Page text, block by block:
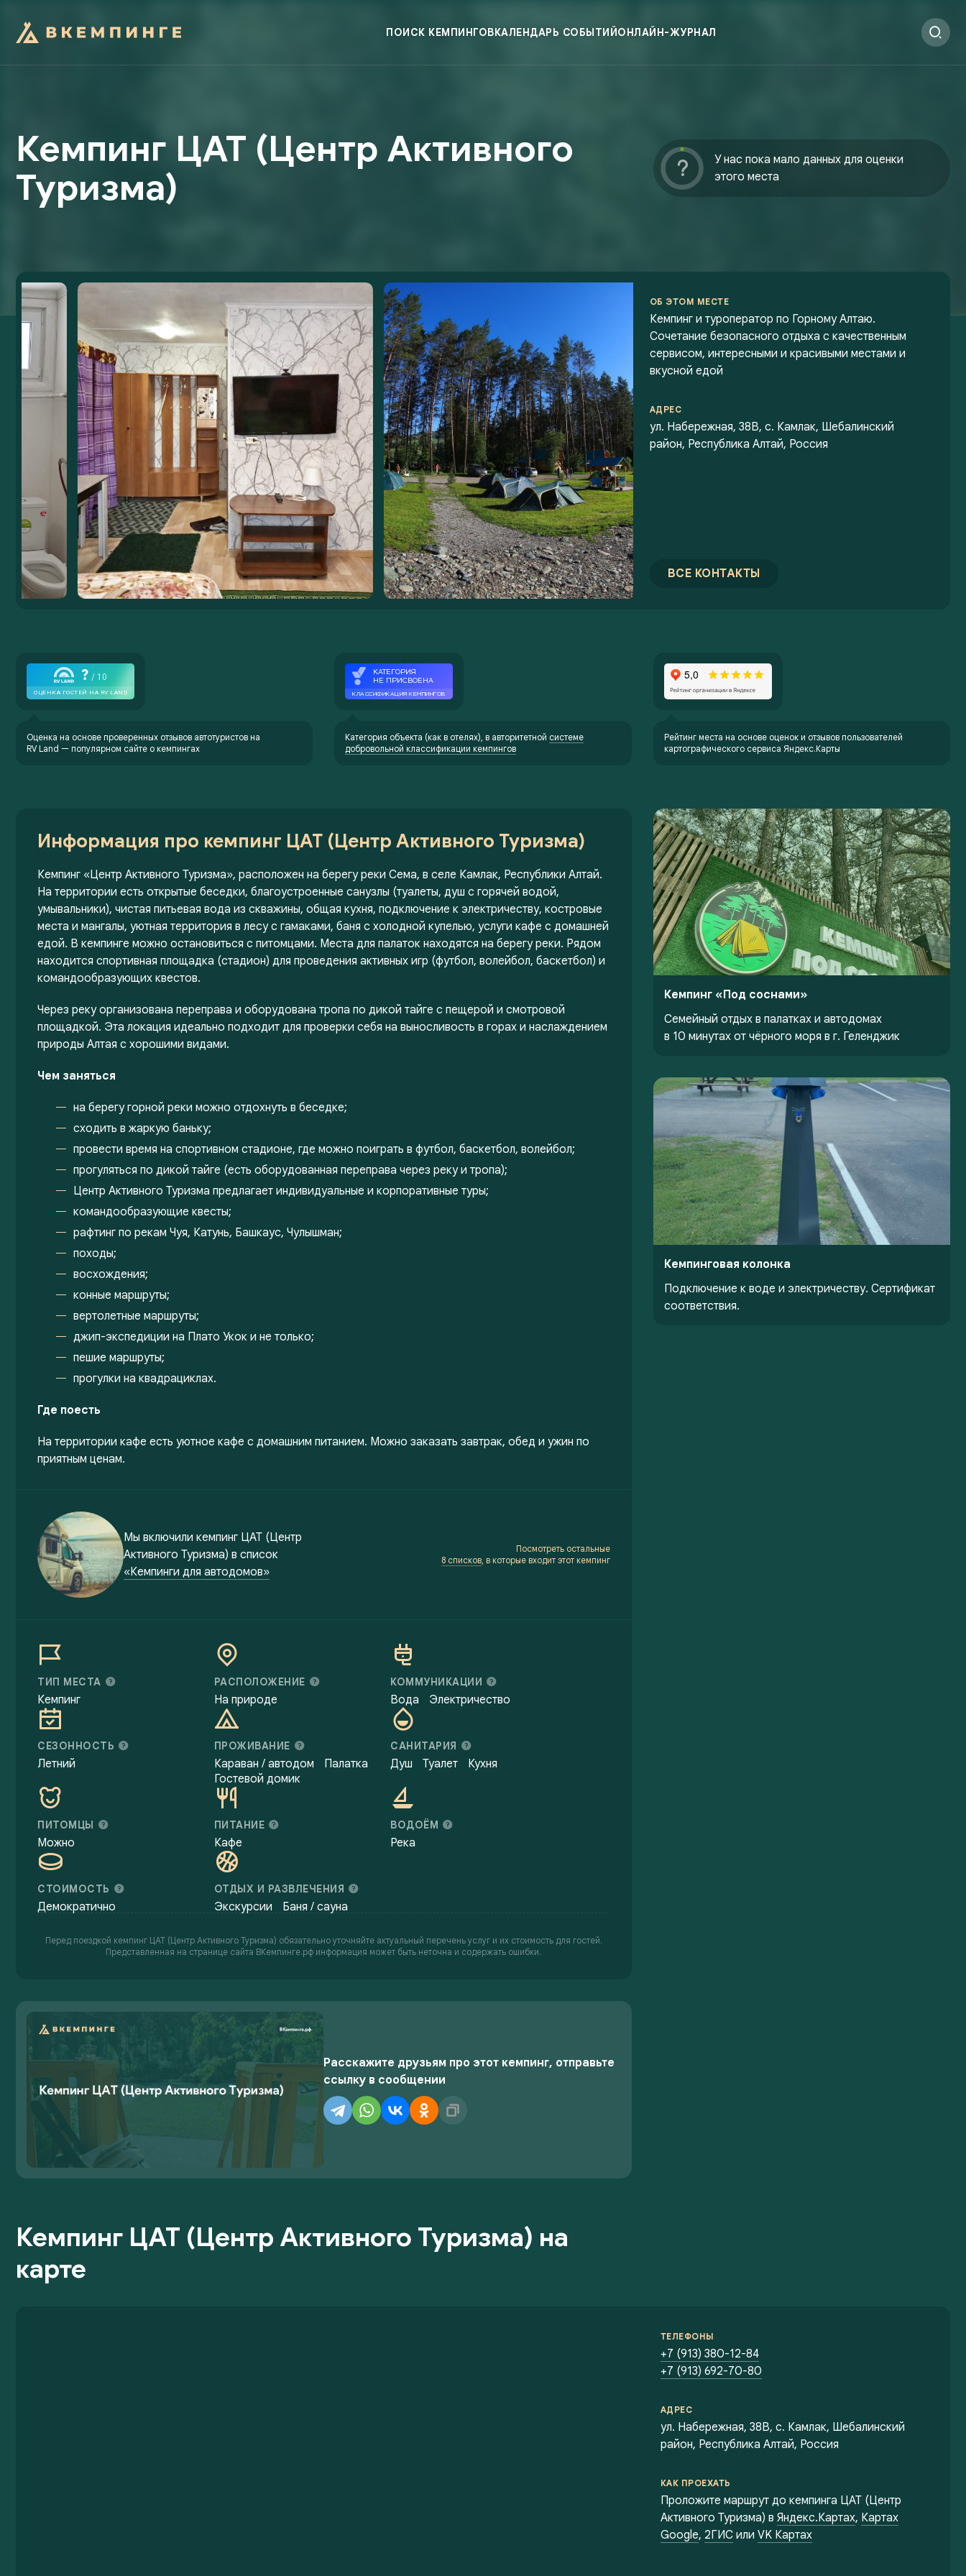
ПОИСК КЕМПИНГОВКАЛЕНДАРЬ СОБЫТИЙОНЛАЙН-ЖУРНАЛ
Кемпинг ЦАТ (Центр Активного
Туризма)
У нас пока мало данных для оценки
этого места
ОБ ЭТОМ МЕСТЕ
Кемпинг и туроператор по Горному Алтаю.
Сочетание безопасного отдыха с качественным
сервисом, интересными и красивыми местами и
вкусной едой
АДРЕС
ул. Набережная, 38В, с. Камлак, Шебалинский
район, Республика Алтай, Россия
ВСЕ КОНТАКТЫ
Оценка на основе проверенных отзывов автотуристов на
RV Land — популярном сайте о кемпингах
Категория объекта (как в отелях), в авторитетной системе
добровольной классификации кемпингов
Рейтинг места на основе оценок и отзывов пользователей
картографического сервиса Яндекс.Карты
Информация про кемпинг ЦАТ (Центр Активного Туризма)
Кемпинг «Центр Активного Туризма», расположен на берегу реки Сема, в селе Камлак, Республики Алтай.
На территории есть открытые беседки, благоустроенные санузлы (туалеты, душ с горячей водой,
умывальники), чистая питьевая вода из скважины, общая кухня, подключение к электричеству, костровые
места и мангалы, уютная территория в лесу с гамаками, баня с холодной купелью, услуги кафе с домашней
едой. В кемпинге можно остановиться с питомцами. Места для палаток находятся на берегу реки. Рядом
находится спортивная площадка (стадион) для проведения активных игр (футбол, волейбол, баскетбол) и
командообразующих квестов.
Через реку организована переправа и оборудована тропа по дикой тайге с пещерой и смотровой
площадкой. Эта локация идеально подходит для проверки себя на выносливость в горах и наслаждением
природы Алтая с хорошими видами.
Чем заняться
на берегу горной реки можно отдохнуть в беседке;
сходить в жаркую баньку;
провести время на спортивном стадионе, где можно поиграть в футбол, баскетбол, волейбол;
прогуляться по дикой тайге (есть оборудованная переправа через реку и тропа);
Центр Активного Туризма предлагает индивидуальные и корпоративные туры;
командообразующие квесты;
рафтинг по рекам Чуя, Катунь, Башкаус, Чулышман;
походы;
восхождения;
конные маршруты;
вертолетные маршруты;
джип-экспедиции на Плато Укок и не только;
пешие маршруты;
прогулки на квадрациклах.
Где поесть
На территории кафе есть уютное кафе с домашним питанием. Можно заказать завтрак, обед и ужин по
приятным ценам.
Мы включили кемпинг ЦАТ (Центр
Активного Туризма) в список
«Кемпинги для автодомов»
Посмотреть остальные
8 списков, в которые входит этот кемпинг
ТИП МЕСТА
Кемпинг
РАСПОЛОЖЕНИЕ
На природе
КОММУНИКАЦИИ
Вода Электричество
СЕЗОННОСТЬ
Летний
ПРОЖИВАНИЕ
Караван / автодом
Палатка
Гостевой домик
САНИТАРИЯ
Душ Туалет Кухня
ПИТОМЦЫ
Можно
ПИТАНИЕ
Кафе
ВОДОЁМ
Река
СТОИМОСТЬ
Демократично
ОТДЫХ И РАЗВЛЕЧЕНИЯ
Экскурсии Баня / сауна
Перед поездкой кемпинг ЦАТ (Центр Активного Туризма) обязательно уточняйте актуальный перечень услуг и их стоимость для гостей.
Представленная на странице сайта ВКемпинге.рф информация может быть неточна и содержать ошибки.
Расскажите друзьям про этот кемпинг, отправьте
ссылку в сообщении
Кемпинг «Под соснами»
Семейный отдых в палатках и автодомах
в 10 минутах от чёрного моря в г. Геленджик
Кемпинговая колонка
Подключение к воде и электричеству. Сертификат
соответствия.
Кемпинг ЦАТ (Центр Активного Туризма) на
карте
ТЕЛЕФОНЫ
+7 (913) 380-12-84
+7 (913) 692-70-80
АДРЕС
ул. Набережная, 38В, с. Камлак, Шебалинский
район, Республика Алтай, Россия
КАК ПРОЕХАТЬ
Проложите маршрут до кемпинга ЦАТ (Центр
Активного Туризма) в Яндекс.Картах, Картах
Google, 2ГИСили VK Картах